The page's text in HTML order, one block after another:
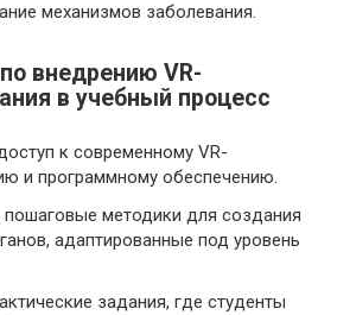
механизмов заболевания.
внедрению VR-
в учебный процесс
к современному VR-
и программному обеспечению.
пошаговые методики для создания
адаптированные под уровень
задания, где студенты